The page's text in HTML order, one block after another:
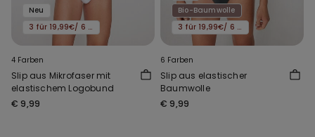
Neu
3 für 19,99€/ 6 für 29,99€
4 Farben
Slip aus Mikrofaser mit
elastischem Logobund
€ 9,99
Bio-Baumwolle
3 für 19,99€/ 6 für 29,99€
6 Farben
Slip aus elastischer
Baumwolle
€ 9,99